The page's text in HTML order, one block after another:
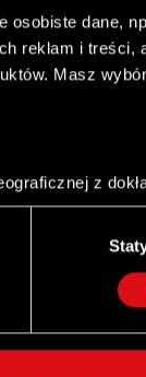
osobiste dane,
reklam i treści,
Masz
z
są
lub wycofać
i reklam, aby